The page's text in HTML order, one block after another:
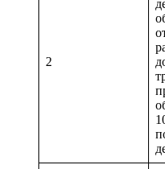
2